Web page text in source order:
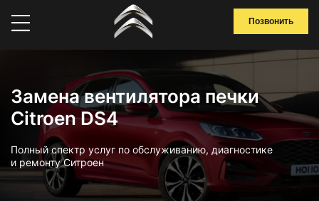
Позвонить
Замена вентилятора печки
Citroen DS4
Полный спектр услуг по обслуживанию, диагностике
и ремонту Ситроен